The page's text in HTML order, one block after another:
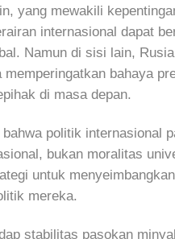
yang mewakili
internasional dapat
Namun di sisi lain,
bahaya
di masa depan.
politik internasional
bukan moralitas
untuk
mereka.
stabilitas pasokan